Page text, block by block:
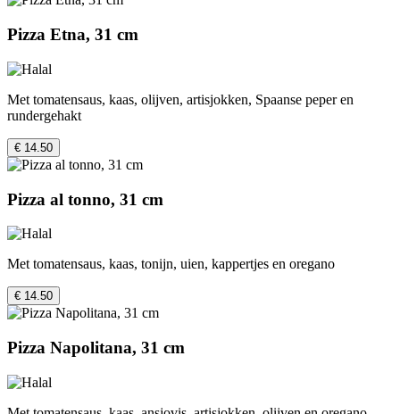
Pizza Etna, 31 cm
Met tomatensaus, kaas, olijven, artisjokken, Spaanse peper en
rundergehakt
€ 14.50
Pizza al tonno, 31 cm
Met tomatensaus, kaas, tonijn, uien, kappertjes en oregano
€ 14.50
Pizza Napolitana, 31 cm